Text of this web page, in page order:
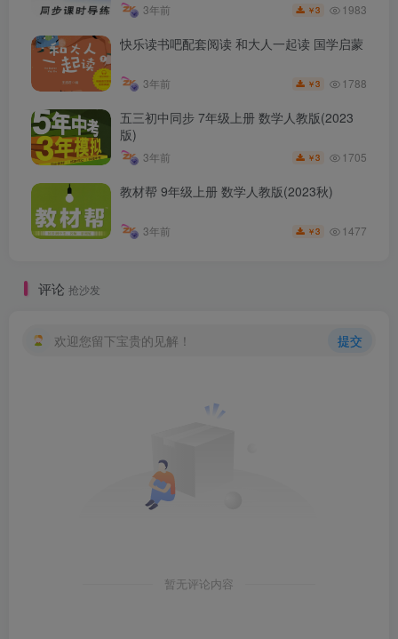
3年前 ￥3 1983
快乐读书吧配套阅读 和大人一起读 国学启蒙
3年前 ￥3 1788
五三初中同步 7年级上册 数学人教版(2023
版)
3年前 ￥3 1705
教材帮 9年级上册 数学人教版(2023秋)
3年前 ￥3 1477
评论 抢沙发
欢迎您留下宝贵的见解！ 提交
暂无评论内容